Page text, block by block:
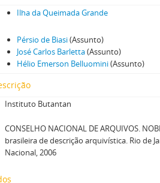
Ilha da Queimada Grande
Pérsio de Biasi(Assunto)
José Carlos Barletta(Assunto)
Hélio Emerson Belluomini(Assunto)
Instituto Butantan
CONSELHO NACIONAL DE ARQUIVOS.
brasileira de descrição arquivística. Rio de
Nacional, 2006